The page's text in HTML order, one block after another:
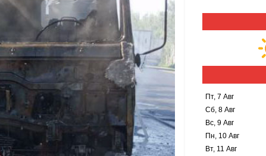
Пт, 7 Авг
Сб, 8 Авг
Вс, 9 Авг
Пн, 10 Авг
Вт, 11 Авг